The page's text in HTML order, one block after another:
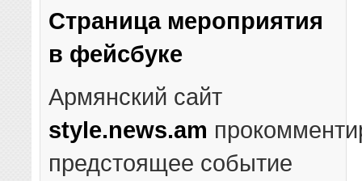
Страница мероприятия
в фейсбуке
Армянский сайт
style.news.am
предстоящее событие